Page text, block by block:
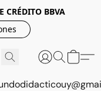
CRÉDITO BBVA